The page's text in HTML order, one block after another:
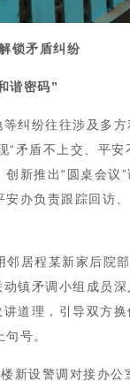
锁矛盾纠纷
谐密码”
纠纷往往涉及多
矛盾不上交、平
新推出“圆桌会
办负责跟踪回访
居程某新家后院
镇矛调小组成员
道理，引导双方
号。
新设警调对接办